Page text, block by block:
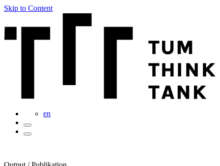
Skip to Content
en